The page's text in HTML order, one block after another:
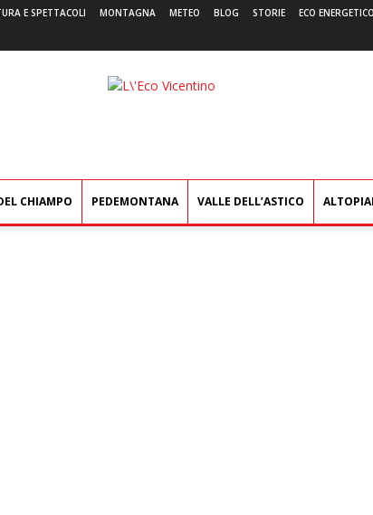
E SPETTACOLI MONTAGNA METEO BLOG STORIE ECO ENERGETICO
L'Eco
CHIAMPO PEDEMONTANA VALLE DELL’ASTICO